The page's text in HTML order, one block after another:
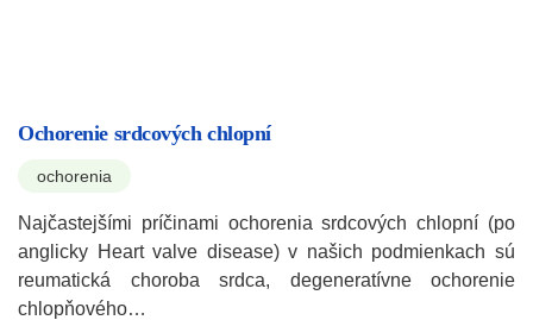
Ochorenie srdcových chlopní
ochorenia
Najčastejšími príčinami ochorenia srdcových chlopní (po
anglicky Heart valve disease) v našich podmienkach sú
reumatická choroba srdca, degeneratívne ochorenie
chlopňového…